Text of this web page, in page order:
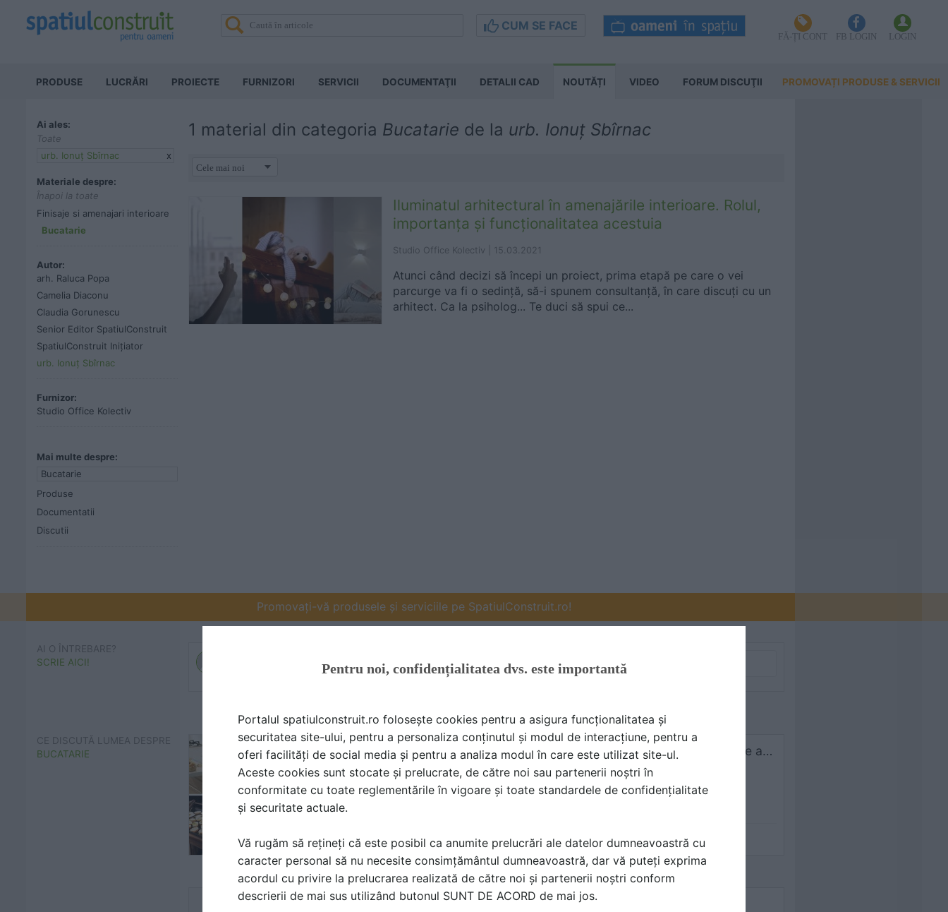
CUM SE FACE
FĂ-ȚI CONT FB LOGIN LOGIN
PRODUSE LUCRĂRI PROIECTE FURNIZORI SERVICII DOCUMENTAŢII DETALII CAD NOUTĂȚI VIDEO FORUM DISCUŢII PROMOVAȚI PRODUSE & SERVICII
Ai ales:
Toate
x
urb. Ionuț Sbîrnac
Materiale despre:
Înapoi la toate
Finisaje si amenajari interioare
Bucatarie
Autor:
arh. Raluca Popa
Camelia Diaconu
Claudia Gorunescu
Senior Editor SpatiulConstruit
SpatiulConstruit Inițiator
urb. Ionuț Sbîrnac
Furnizor:
Studio Office Kolectiv
Mai multe despre:
Bucatarie
Produse
Documentatii
Discutii
1 material din categoria Bucatarie de la urb. Ionuț Sbîrnac
Iluminatul arhitectural în amenajările interioare. Rolul,
importanța și funcționalitatea acestuia
Studio Office Kolectiv | 15.03.2021
Atunci când decizi să începi un proiect, prima etapă pe care o vei
parcurge va fi o sedință, să-i spunem consultanță, în care discuți cu un
arhitect. Ca la psiholog... Te duci să spui ce...
Promovați-vă produsele și serviciile pe SpatiulConstruit.ro!
AI O ÎNTREBARE?
SCRIE AICI!
CE DISCUTĂ LUMEA DESPRE
BUCATARIE
Buna ziua! As fi interesat de acest blat retractabil in ce consta ? De unde as putea sa achizitiones sistemul culisant?
Redactie SpatiulConstruit.ro a scrisla data 17 Feb 2023, 17:03
La: Un plus de spatiu de lucru cu ajutorul blaturilor retractabile
Faianță 3d bucatarie
Pentru noi, confidențialitatea dvs. este importantă
Portalul spatiulconstruit.ro folosește cookies pentru a asigura funcționalitatea și
securitatea site-ului, pentru a personaliza conținutul și modul de interacțiune, pentru a
oferi facilități de social media și pentru a analiza modul în care este utilizat site-ul.
Aceste cookies sunt stocate și prelucrate, de către noi sau partenerii noștri în
conformitate cu toate reglementările în vigoare și toate standardele de confidențialitate
și securitate actuale.
Vă rugăm să rețineți că este posibil ca anumite prelucrări ale datelor dumneavoastră cu
caracter personal să nu necesite consimțământul dumneavoastră, dar vă puteți exprima
acordul cu privire la prelucrarea realizată de către noi și partenerii noștri conform
descrierii de mai sus utilizând butonul SUNT DE ACORD de mai jos.